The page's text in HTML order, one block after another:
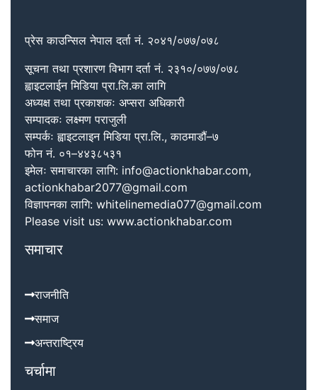
प्रेस काउन्सिल नेपाल दर्ता नं. २०४१/०७७/०७८
सूचना तथा प्रशारण विभाग दर्ता नं. २३१०/०७७/०७८
ह्वाइटलाईन मिडिया प्रा.लि.का लागि
अध्यक्ष तथा प्रकाशकः अप्सरा अधिकारी
सम्पादकः लक्ष्मण पराजुली
सम्पर्कः ह्वाइटलाइन मिडिया प्रा.लि., काठमाडौं–७
फोन नं. ०१–४४३८५३१
इमेलः समाचारका लागि: info@actionkhabar.com,
actionkhabar2077@gmail.com
विज्ञापनका लागि: whitelinemedia077@gmail.com
Please visit us: www.actionkhabar.com
समाचार
राजनीति
समाज
अन्तराष्ट्रिय
चर्चामा